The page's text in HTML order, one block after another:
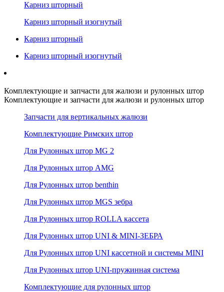
Карниз шторный
Карниз шторный изогнутый
Карниз шторный
Карниз шторный изогнутый
Комплектующие и запчасти для жалюзи и рулонных штор
Комплектующие и запчасти для жалюзи и рулонных штор
Запчасти для вертикальных жалюзи
Комплектующие Римских штор
Для Рулонных штор MG 2
Для Рулонных штор AMG
Для Рулонных штор benthin
Для Рулонных штор MGS зебра
Для Рулонных штор ROLLA кассета
Для Рулонных штор UNI & MINI-ЗЕБРА
Для Рулонных штор UNI кассетной и системы MINI
Для Рулонных штор UNI-пружинная система
Комплектующие для рулонных штор